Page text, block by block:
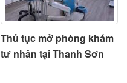
Thủ tục mở phòng khám
tư nhân tại Thanh Sơn